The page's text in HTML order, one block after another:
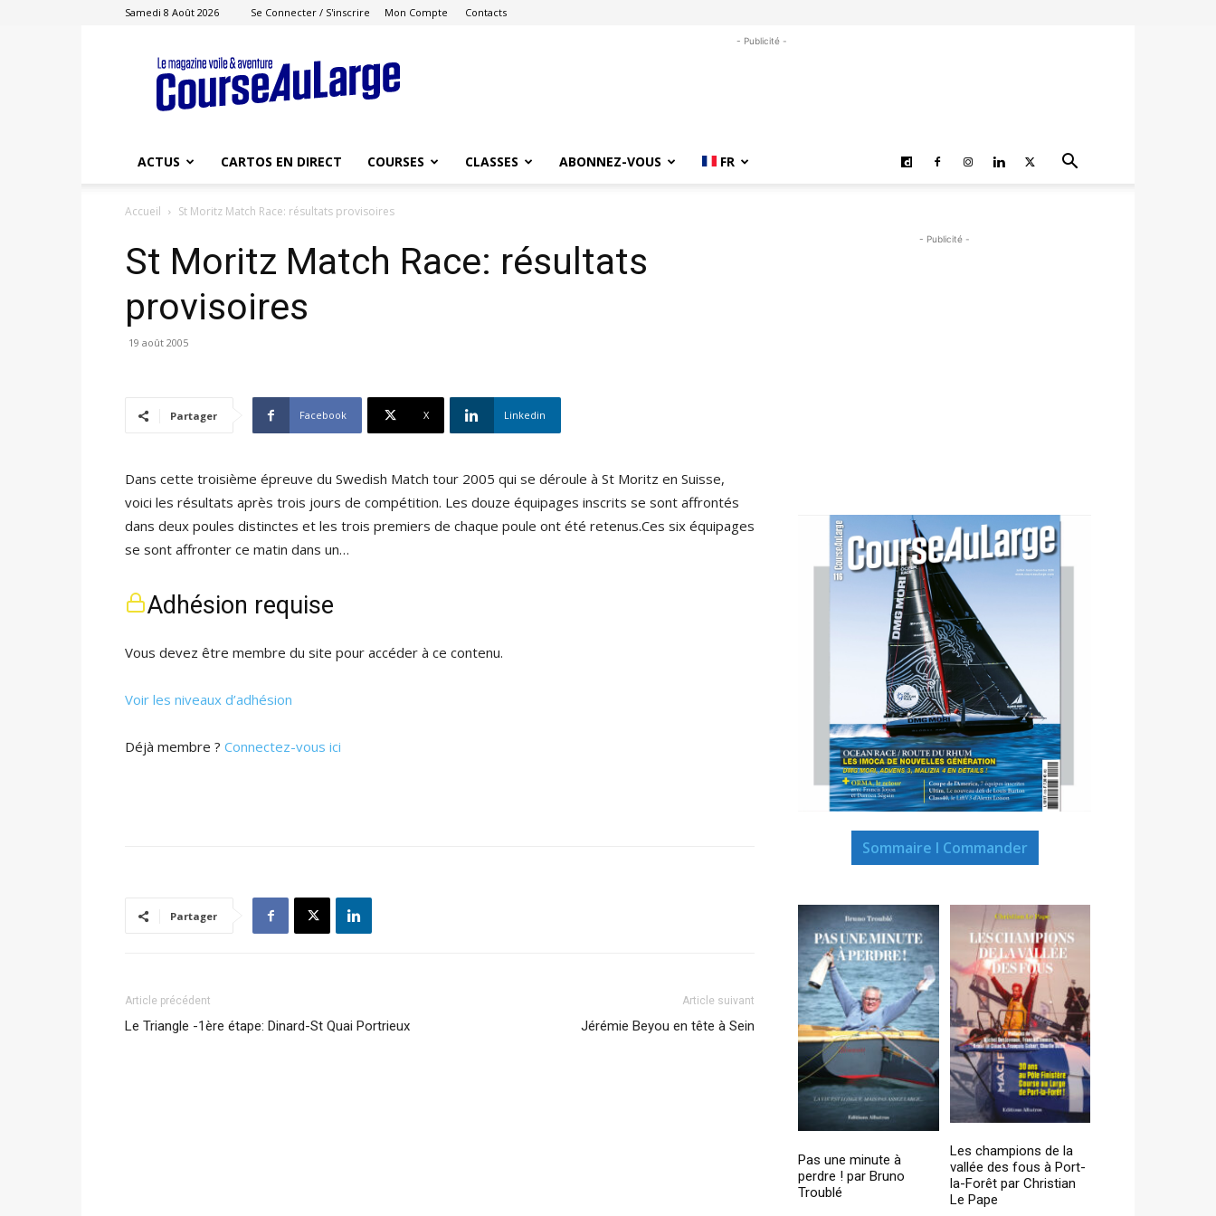
Samedi 8 Août 2026 Se Connecter / S'inscrire Mon Compte Contacts
Course
au
Large
- Publicité -
ACTUS CARTOS EN DIRECT COURSES CLASSES ABONNEZ-VOUS FR
Accueil St Moritz Match Race: résultats provisoires
St Moritz Match Race: résultats
provisoires
19 août 2005
Partager Facebook X Linkedin
Dans cette troisième épreuve du Swedish Match tour 2005 qui se déroule à St Moritz en Suisse,
voici les résultats après trois jours de compétition. Les douze équipages inscrits se sont affrontés
dans deux poules distinctes et les trois premiers de chaque poule ont été retenus.Ces six équipages
se sont affronter ce matin dans un…
Adhésion requise
Vous devez être membre du site pour accéder à ce contenu.
Voir les niveaux d’adhésion
Déjà membre ? Connectez-vous ici
Partager
Article précédent
Le Triangle -1ère étape: Dinard-St Quai Portrieux
Article suivant
Jérémie Beyou en tête à Sein
- Publicité -
Sommaire I Commander
Pas une minute à
perdre ! par Bruno
Troublé
Les champions de la
vallée des fous à Port-
la-Forêt par Christian
Le Pape